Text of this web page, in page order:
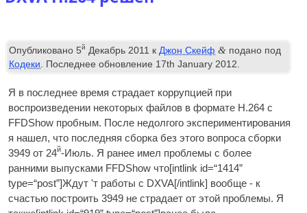
Опубликовано5й Декабрь 2011 к Джон Скейф & подано под
Кодеки . Последнее обновление 17th January 2012
Я в последнее время страдает коррупцией при
воспроизведении некоторых файлов в формате H.264 с
FFDShow пробным. После недолгого экспериментирования
я нашел, что последняя сборка без этого вопроса сборки
3949 от 24й-Июль. Я ранее имел проблемы с более
ранними выпусками FFDShow что[int­link id=“1414”
type=“post”]Ждут 'т работы с DXVA[/intlink] вообще - к
счастью построить 3949 не страдает от этой проблемы. Я